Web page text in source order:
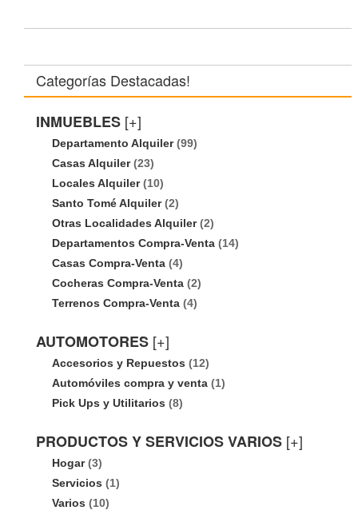
Categorías Destacadas!
INMUEBLES [+]
Departamento Alquiler(99)
Casas Alquiler(23)
Locales Alquiler(10)
Santo Tomé Alquiler(2)
Otras Localidades Alquiler(2)
Departamentos Compra-Venta (14)
Casas Compra-Venta (4)
Cocheras Compra-Venta (2)
Terrenos Compra-Venta (4)
AUTOMOTORES [+]
Accesorios y Repuestos (12)
Automóviles compra y venta (1)
Pick Ups y Utilitarios (8)
PRODUCTOS Y SERVICIOS VARIOS [+]
Hogar(3)
Servicios (1)
Varios (10)